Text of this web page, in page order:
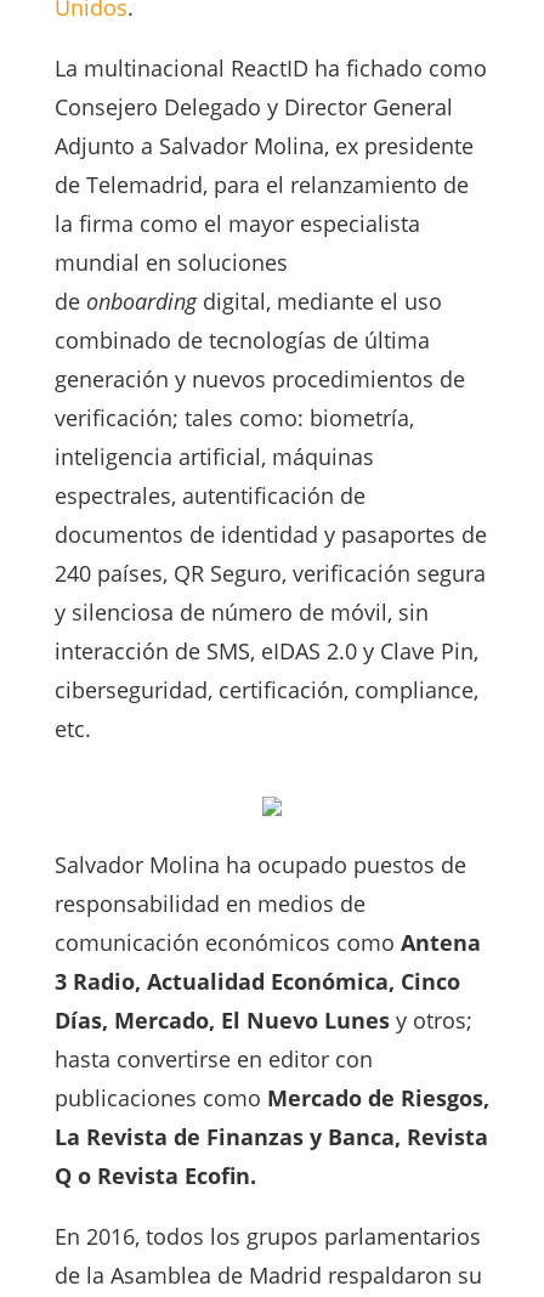
Unidos.
La multinacional ReactID ha fichado como
Consejero Delegado y Director General
Adjunto a Salvador Molina, ex presidente
de Telemadrid, para el relanzamiento de
la firma como el mayor especialista
mundial en soluciones
de onboardingdigital, mediante el uso
combinado de tecnologías de última
generación y nuevos procedimientos de
verificación; tales como: biometría,
inteligencia artificial, máquinas
espectrales, autentificación de
documentos de identidad y pasaportes de
240 países, QR Seguro, verificación segura
y silenciosa de número de móvil, sin
interacción de SMS, eIDAS 2.0 y Clave Pin,
ciberseguridad, certificación, compliance,
etc.
Salvador Molina ha ocupado puestos de
responsabilidad en medios de
comunicación económicos como Antena
3 Radio, Actualidad Económica, Cinco
Días, Mercado, El Nuevo Lunesy otros;
hasta convertirse en editor con
publicaciones como Mercado de Riesgos,
La Revista de Finanzas y Banca, Revista
Q o Revista Ecofin.
En 2016, todos los grupos parlamentarios
de la Asamblea de Madrid respaldaron su